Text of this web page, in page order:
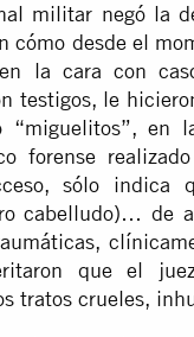
militar negó la
cómo desde el
la cara con
testigos, le
“miguelitos”, en
forense
sólo indica
cabelludo)… de
que el
tratos crueles,